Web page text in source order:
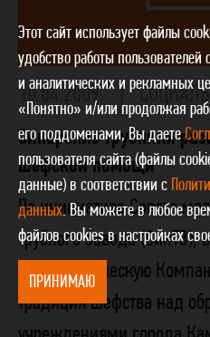
10.04.2009
Синарские трубники
шефской помощи
По инициативе Совета
трубного завода (СинТЗ),
Металлургическую
традиция шефства над
Этот сайт использует файлы
удобство работы
и аналитических и рекламных
«Понятно» и/или продолжая
его поддоменами, Вы даете
пользователя сайта (файлы
данные) в соответствии с
данных. Вы можете в любое
файлов cookies в настройках
ПРИНИМАЮ